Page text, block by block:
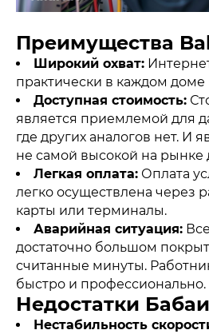
Преимущества
Широкий охват:
практически в каждом доме
Доступная стоимость:
является приемлемой для
где других аналогов нет. И
не самой высокой на рынке
Легкая оплата: Оплата
легко осуществлена через
карты или терминалы.
Аварийная ситуация:
достаточно большом
считанные минуты.
быстро и профессионально.
Недостатки
Нестабильность